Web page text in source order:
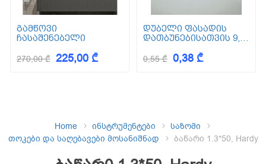
გამწოვი
ჩასაშენებელი
270,00 ₾ 225,00 ₾
დუბელი ფასადის
დათბუნებისათვის 9,5
0,55 ₾ 0,38 ₾
Home ინსტრუმენტები
საზომი
თოკები და საღებავები მოსანიშნად
ბაწარი 1.3*50, Hardy